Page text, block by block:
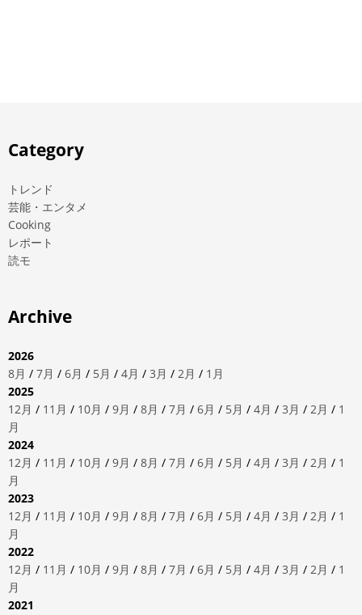
Category
トレンド
芸能・エンタメ
Cooking
レポート
読モ
Archive
2026
8月 / 7月 / 6月 / 5月 / 4月 / 3月 / 2月 / 1月
2025
12月 / 11月 / 10月 / 9月 / 8月 / 7月 / 6月 / 5月 / 4月 / 3月 / 2月 / 1
月
2024
12月 / 11月 / 10月 / 9月 / 8月 / 7月 / 6月 / 5月 / 4月 / 3月 / 2月 / 1
月
2023
12月 / 11月 / 10月 / 9月 / 8月 / 7月 / 6月 / 5月 / 4月 / 3月 / 2月 / 1
月
2022
12月 / 11月 / 10月 / 9月 / 8月 / 7月 / 6月 / 5月 / 4月 / 3月 / 2月 / 1
月
2021